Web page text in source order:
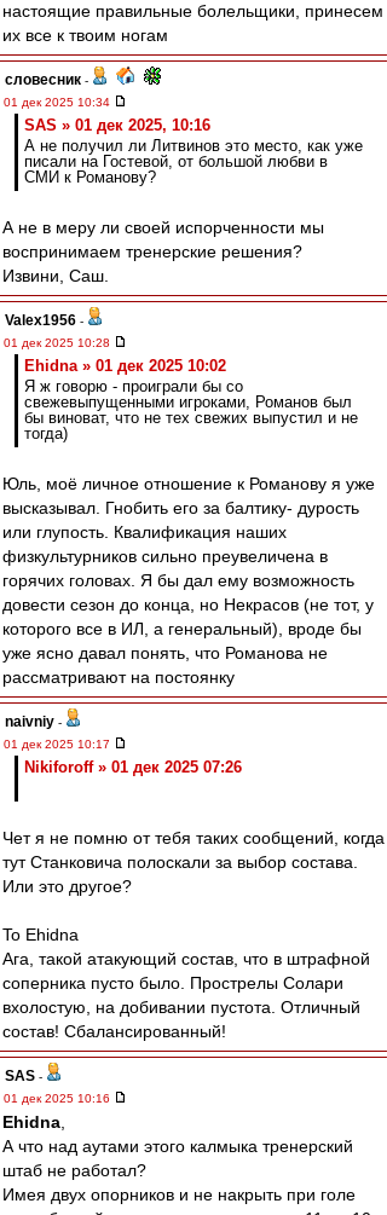
настоящие правильные болельщики, принесем
их все к твоим ногам
словесник -
01 дек 2025 10:34
SAS » 01 дек 2025, 10:16
А не получил ли Литвинов это место, как уже
писали на Гостевой, от большой любви в
СМИ к Романову?
А не в меру ли своей испорченности мы
воспринимаем тренерские решения?
Извини, Саш.
Valex1956 -
01 дек 2025 10:28
Ehidna » 01 дек 2025 10:02
Я ж говорю - проиграли бы со
свежевыпущенными игроками, Романов был
бы виноват, что не тех свежих выпустил и не
тогда)
Юль, моё личное отношение к Романову я уже
высказывал. Гнобить его за балтику- дурость
или глупость. Квалификация наших
физкультурников сильно преувеличена в
горячих головах. Я бы дал ему возможность
довести сезон до конца, но Некрасов (не тот, у
которого все в ИЛ, а генеральный), вроде бы
уже ясно давал понять, что Романова не
рассматривают на постоянку
naivniy -
01 дек 2025 10:17
Nikiforoff » 01 дек 2025 07:26
Чет я не помню от тебя таких сообщений, когда
тут Станковича полоскали за выбор состава.
Или это другое?
To Ehidna
Ага, такой атакующий состав, что в штрафной
соперника пусто было. Прострелы Солари
вхолостую, на добивании пустота. Отличный
состав! Сбалансированный!
SAS -
01 дек 2025 10:16
Ehidna
А что над аутами этого калмыка тренерский
штаб не работал?
Имея двух опорников и не накрыть при голе